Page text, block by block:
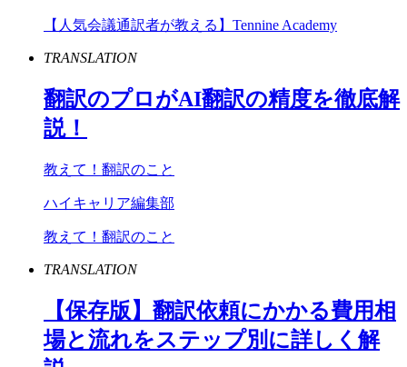
【人気会議通訳者が教える】Tennine Academy
TRANSLATION
翻訳のプロがAI翻訳の精度を徹底解
説！
教えて！翻訳のこと
ハイキャリア編集部
教えて！翻訳のこと
TRANSLATION
【保存版】翻訳依頼にかかる費用相
場と流れをステップ別に詳しく解